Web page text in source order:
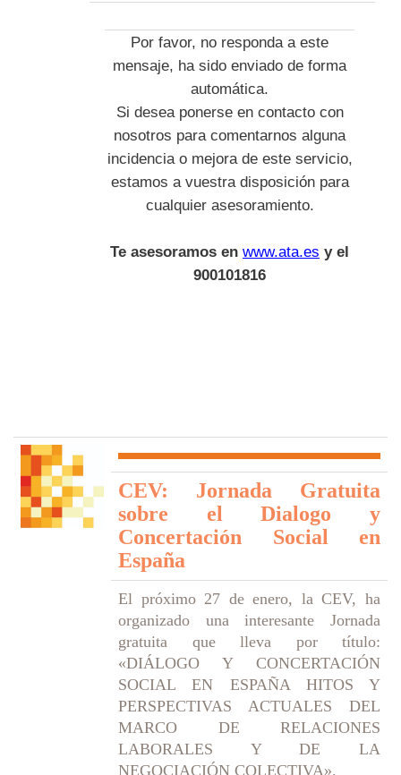
Por favor, no responda a este
mensaje, ha sido enviado de forma
automática.
Si desea ponerse en contacto con
nosotros para comentarnos alguna
incidencia o mejora de este servicio,
estamos a vuestra disposición para
cualquier asesoramiento.
Te asesoramos en www.ata.es y el
900101816
CEV: Jornada Gratuita
sobre el Dialogo y
Concertación Social en
España
El próximo 27 de enero, la CEV, ha
organizado una interesante Jornada
gratuita que lleva por título:
«DIÁLOGO Y CONCERTACIÓN
SOCIAL EN ESPAÑA HITOS Y
PERSPECTIVAS ACTUALES DEL
MARCO DE RELACIONES
LABORALES Y DE LA
NEGOCIACIÓN COLECTIVA».